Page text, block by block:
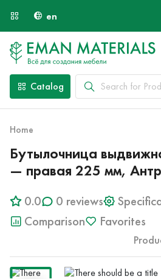
en
Catalog
Home
Бутылочница
— правая 225 мм,
0.0 0 reviews
Comparison Favorites